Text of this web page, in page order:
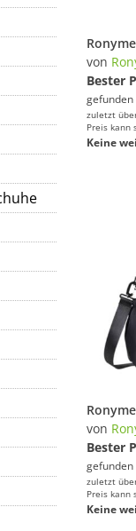
von
Bester
gefunden
zuletzt
Preis kann
Keine
von
Bester
gefunden
zuletzt
Preis kann
Keine